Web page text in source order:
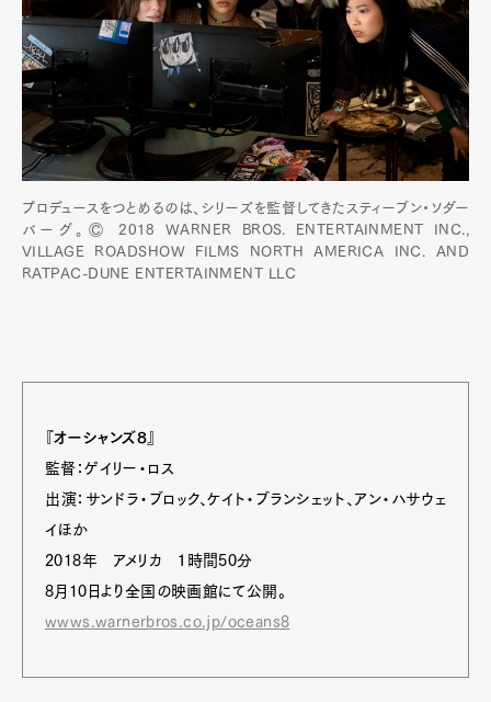
プロデュースをつとめるのは、シリーズを監督してきたスティーブン・ソダー
バーグ。Ⓒ 2018 WARNER BROS. ENTERTAINMENT INC.,
VILLAGE ROADSHOW FILMS NORTH AMERICA INC. AND
RATPAC-DUNE ENTERTAINMENT LLC
『オーシャンズ8』
監督：ゲイリー・ロス
出演：サンドラ・ブロック、ケイト・ブランシェット、アン・ハサウェ
イほか
2018年 アメリカ １時間50分
8月10日より全国の映画館にて公開。
wwws.warnerbros.co.jp/oceans8